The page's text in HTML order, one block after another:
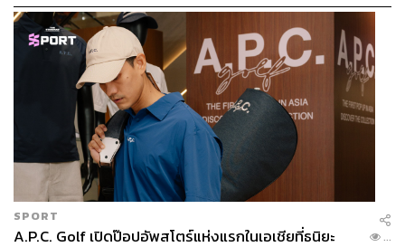
SPORT
A.P.C. Golf เปิดป๊อปอัพสโตร์แห่งแรกในเอเชียที่ธนิยะ ...